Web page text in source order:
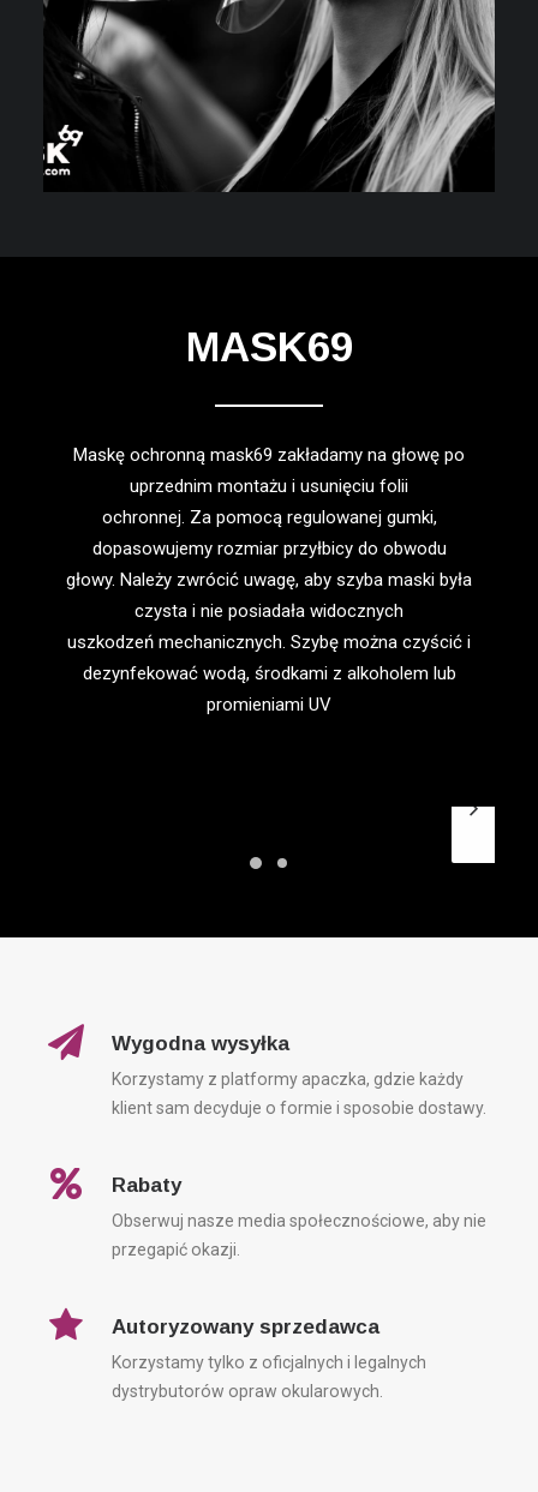
MASK69
Maskę ochronną mask69 zakładamy na głowę po
uprzednim montażu i usunięciu folii
ochronnej. Za pomocą regulowanej gumki,
dopasowujemy rozmiar przyłbicy do obwodu
głowy. Należy zwrócić uwagę, aby szyba maski była
czysta i nie posiadała widocznych
uszkodzeń mechanicznych. Szybę można czyścić i
dezynfekować wodą, środkami z alkoholem lub
promieniami UV
Wygodna wysyłka
Korzystamy z platformy apaczka, gdzie każdy
klient sam decyduje o formie i sposobie dostawy.
Rabaty
Obserwuj nasze media społecznościowe, aby nie
przegapić okazji.
Autoryzowany sprzedawca
Korzystamy tylko z oficjalnych i legalnych
dystrybutorów opraw okularowych.